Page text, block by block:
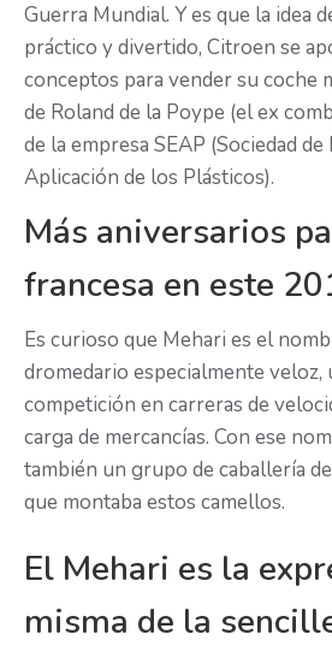
Guerra Mundial. Y es que la idea
práctico y divertido, Citroen se
conceptos para vender su coche
de Roland de la Poype (el ex
de la empresa SEAP (Sociedad
Aplicación de los Plásticos).
Más aniversarios
francesa en este
Es curioso que Mehari es el
dromedario especialmente veloz,
competición en carreras de
carga de mercancías. Con ese
también un grupo de caballería
que montaba estos camellos.
El Mehari es la
misma de la